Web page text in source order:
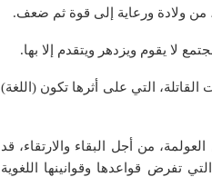
من ولادة ورعاية إلى قوة ثم ضعف.
لا يقوم ويزدهر ويتقدم إلا بها.
التي على أثرها تكون (اللغة)
من أجل البقاء والارتقاء، قد
تفرض قواعدها وقوانينها اللغوية